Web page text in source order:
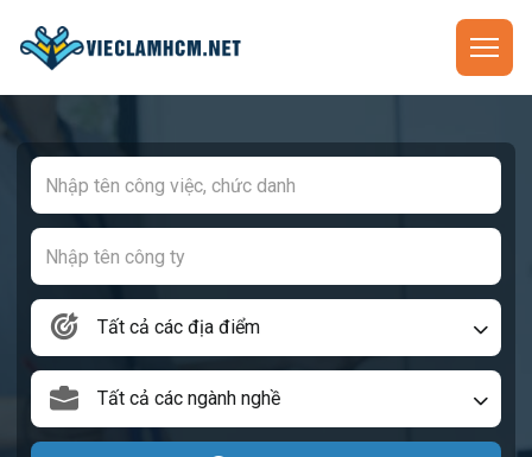
Tất cả các địa điểm
Tất cả các ngành nghề